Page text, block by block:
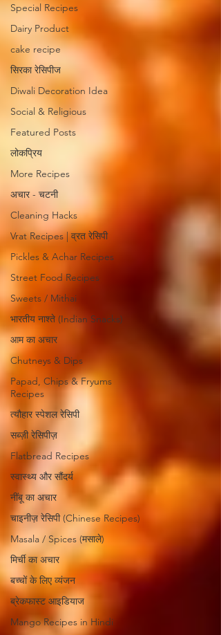
Special Recipes
Dairy Product
cake recipe
सिरका रेसिपीज
Diwali Decoration Idea
Social & Religious
Featured Posts
लोकप्रिय
More Recipes
अचार - चटनी
Cleaning Hacks
Vrat Recipes | व्रत रेसिपी
Pickles & Achar Recipes
Street Food Recipes
Sweets / Mithai
भारतीय नाश्ते (Indian Snacks)
आम का अचार
Chutneys & Dips
Papad, Chips & Fryums
Recipes
त्यौहार स्पेशल रेसिपी
सब्ज़ी रेसिपीज़
Flatbread Recipes
स्वास्थ्य और सौंदर्य
नींबू का अचार
चाइनीज़ रेसिपी (Chinese Recipes)
Masala / Spices (मसाले)
मिर्ची का अचार
बच्चों के लिए व्यंजन
ब्रेकफास्ट आइडियाज
Mango Recipes in Hindi